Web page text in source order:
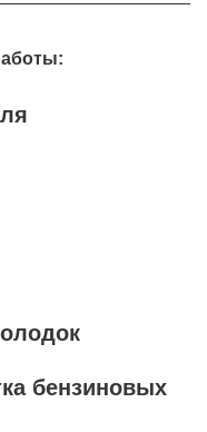
бензиновых